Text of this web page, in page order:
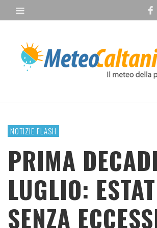
NOTIZIE FLASH
PRIMA
LUGLIO:
SENZA